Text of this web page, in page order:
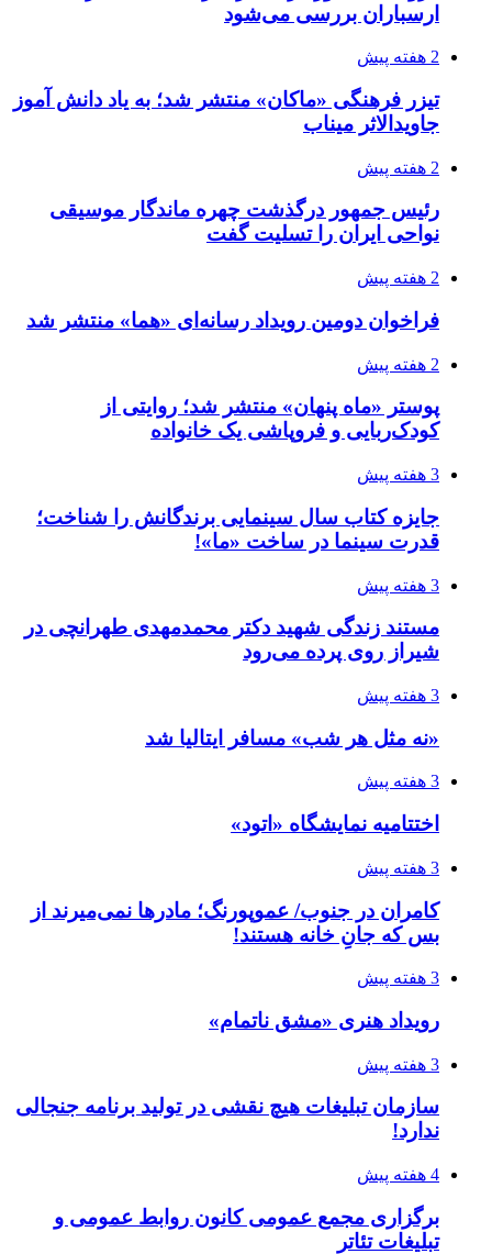
ارسباران بررسی می‌شود
2 هفته پیش
تیزر فرهنگی «ماکان» منتشر شد؛ به یاد دانش آموز
جاویدالاثر میناب
2 هفته پیش
رئیس جمهور درگذشت چهره ماندگار موسیقی
نواحی ایران را تسلیت گفت
2 هفته پیش
فراخوان دومین رویداد رسانه‌ای «هما» منتشر شد
2 هفته پیش
پوستر «ماه پنهان» منتشر شد؛ روایتی از
کودک‌ربایی و فروپاشی یک خانواده
3 هفته پیش
جایزه کتاب سال سینمایی برندگانش را شناخت؛
قدرت سینما در ساخت «ما»!
3 هفته پیش
مستند زندگی شهید دکتر محمدمهدی طهرانچی در
شیراز روی پرده می‌رود
3 هفته پیش
«نه مثل هر شب» مسافر ایتالیا شد
3 هفته پیش
اختتامیه نمایشگاه «اتود»
3 هفته پیش
کامران در جنوب/ عموپورنگ؛ مادرها نمی‌میرند از
بس که جانِ خانه هستند!
3 هفته پیش
رویداد هنری «مشق ناتمام»
3 هفته پیش
سازمان تبلیغات هیچ نقشی در تولید برنامه جنجالی
ندارد!
4 هفته پیش
برگزاری مجمع عمومی کانون روابط عمومی و
تبلیغات تئاتر